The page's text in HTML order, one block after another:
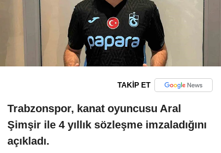
TAKİP ET
Trabzonspor, kanat oyuncusu Aral
Şimşir ile 4 yıllık sözleşme imzaladığını
açıkladı.